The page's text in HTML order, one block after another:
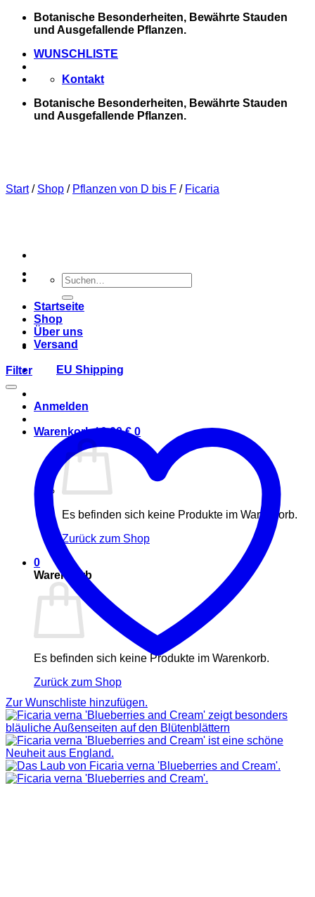
Zum
Botanische Besonderheiten, Bewährte Stauden
und Ausgefallende Pflanzen.
WUNSCHLISTE
Kontakt
Botanische Besonderheiten, Bewährte Stauden
und Ausgefallende Pflanzen.
Suchen
nach:
Startseite
Shop
Über uns
Versand
EU Shipping
Anmelden
Warenkorb /0,00€ 0
Es befinden sich keine Produkte im Warenkorb.
Zurück zum Shop
0
Warenkorb
Es befinden sich keine Produkte im Warenkorb.
Zurück zum Shop
Start / Shop / Pflanzen von D bis F / Ficaria
Filter
Zur Wunschliste hinzufügen.